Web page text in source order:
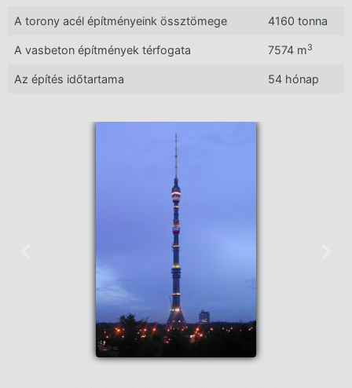
A torony acél építményeink össztömege 4160 tonna
A vasbeton építmények térfogata 7574 m3
Az építés időtartama 54 hónap